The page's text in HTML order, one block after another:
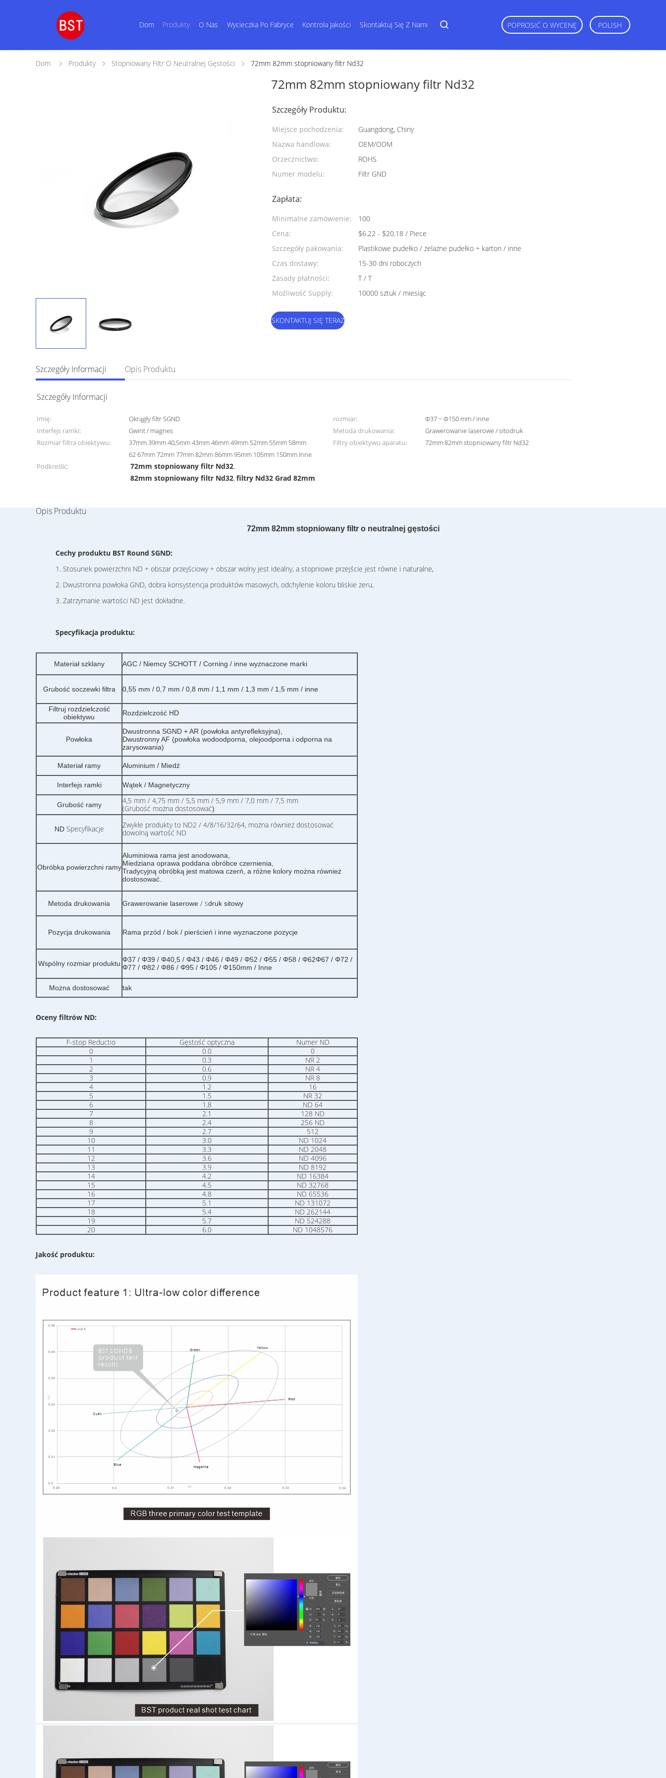
Dom Produkty O Nas Wycieczka Po Fabryce Kontrola Jakości Skontaktuj Się Z Nami POPROSIĆ O WYCENĘ POLISH
Dom Produkty Stopniowany Filtr O Neutralnej Gęstości 72mm 82mm stopniowany filtr Nd32
72mm 82mm stopniowany filtr Nd32
Szczegóły Produktu:
Miejsce pochodzenia:
Guangdong, Chiny
Nazwa handlowa:
OEM/ODM
Orzecznictwo:
ROHS
Numer modelu:
Filtr GND
Zapłata:
Minimalne zamówienie:
100
Cena:
$6.22 - $20.18 / Piece
Szczegóły pakowania:
Plastikowe pudełko / żelazne pudełko + karton / inne
Czas dostawy:
15-30 dni roboczych
Zasady płatności:
T / T
Możliwość Supply:
10000 sztuk / miesiąc
SKONTAKTUJ SIĘ TERAZ
Szczegóły Informacji Opis Produktu
Szczegóły Informacji
Imię: Okrągły filtr SGND rozmiar:
Φ37 ~ Φ150 mm / inne
Interfejs ramki:
Gwint / magnes Metoda drukowania:
Grawerowanie laserowe / sitodruk
Rozmiar filtra obiektywu:
37mm 39mm 40,5mm 43mm 46mm 49mm 52mm 55mm 58mm
62 67mm 72mm 77mm 82mm 86mm 95mm 105mm 150mm Inne
Filtry obiektywu aparatu: 72mm 82mm stopniowany filtr Nd32
Podkreślić: 72mm stopniowany filtr Nd32,
82mm stopniowany filtr Nd32,filtry Nd32 Grad 82mm
Opis Produktu
72mm 82mm stopniowany filtr o neutralnej gęstości
Cechy produktu BST Round SGND:
1. Stosunek powierzchni ND + obszar przejściowy + obszar wolny jest idealny, a stopniowe przejście jest równe i naturalne,
2. Dwustronna powłoka GND, dobra konsystencja produktów masowych, odchylenie koloru bliskie zeru,
3. Zatrzymanie wartości ND jest dokładne.
Specyfikacja produktu:
Materiał szklany AGC / Niemcy SCHOTT / Corning / inne wyznaczone marki
Grubość soczewki filtra 0,55 mm / 0,7 mm / 0,8 mm / 1,1 mm / 1,3 mm / 1,5 mm / inne
Filtruj rozdzielczość
obiektywu
Rozdzielczość HD
Powłoka
Dwustronna SGND + AR (powłoka antyrefleksyjna),
Dwustronny AF (powłoka wodoodporna, olejoodporna i odporna na
zarysowania)
Materiał ramy Aluminium / Miedź
Interfejs ramki Wątek / Magnetyczny
Grubość ramy
4,5 mm / 4,75 mm / 5,5 mm / 5,9 mm / 7,0 mm / 7,5 mm
(Grubość można dostosować)
ND Specyfikacje
Zwykłe produkty to ND2 / 4/8/16/32/64, można również dostosować
dowolną wartość ND
Obróbka powierzchni ramy
Aluminiowa rama jest anodowana,
Miedziana oprawa poddana obróbce czernienia,
Tradycyjną obróbką jest matowa czerń, a różne kolory można również
dostosować.
Metoda drukowania Grawerowanie laserowe / sdruk sitowy
Pozycja drukowania Rama przód / bok / pierścień i inne wyznaczone pozycje
Wspólny rozmiar produktu Φ37 / Φ39 / Φ40,5 / Φ43 / Φ46 / Φ49 / Φ52 / Φ55 / Φ58 / Φ62Φ67 / Φ72 /
Φ77 / Φ82 / Φ86 / Φ95 / Φ105 / Φ150mm / Inne
Można dostosować tak
Oceny filtrów ND:
F-stop Reductio Gęstość optyczna
Numer ND
0
0.0
0
1
0.3
NR 2
2
0.6
NR 4
3
0.9
NR 8
4
1.2
16
5
1.5
NR 32
6
1.8
ND 64
7
2.1
128 ND
8
2.4
256 ND
9
2.7
512
10
3.0
ND 1024
11
3.3
ND 2048
12
3.6
ND 4096
13
3.9
ND 8192
14
4.2
ND 16384
15
4.5
ND 32768
16
4.8
ND 65536
17
5.1
ND 131072
18
5.4
ND 262144
19
5.7
ND 524288
20
6.0 ND 1048576
Jakość produktu: